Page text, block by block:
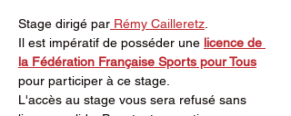
Stage dirigé par Rémy Cailleretz
Il est impératif de posséder une licence de
la Fédération Française Sports pour Tous
pour participer à ce stage.
L'accès au stage vous sera refusé sans